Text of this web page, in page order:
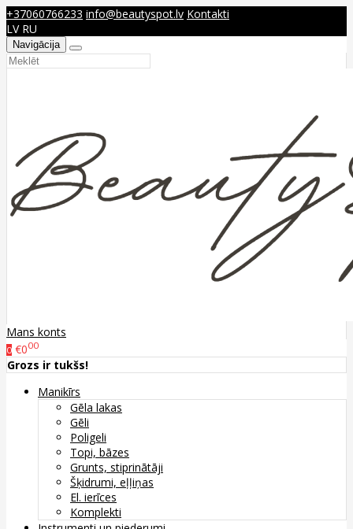
+37060766233 info@beautyspot.lv Kontakti
LV RU
Navigācija
Mans konts
0 €000
Grozs ir tukšs!
Manikīrs
Gēla lakas
Gēli
Poligeli
Topi, bāzes
Grunts, stiprinātāji
Šķidrumi, eļļiņas
El. ierīces
Komplekti